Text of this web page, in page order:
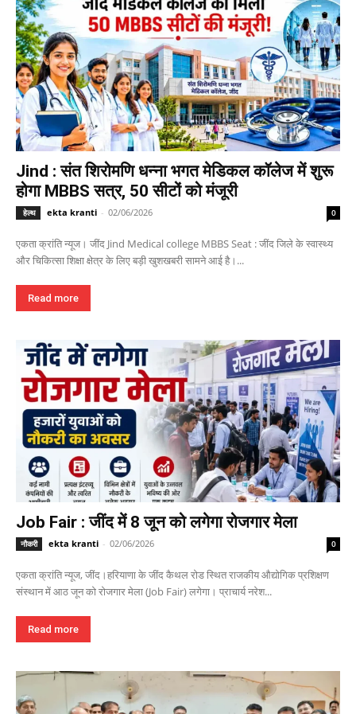
Jind : संत शिरोमणि धन्ना भगत मेडिकल कॉलेज में शुरू
होगा MBBS सत्र, 50 सीटों को मंजूरी
हेल्थ ekta kranti - 02/06/2026 0
एकता क्रांति न्यूज। जींद Jind Medical college MBBS Seat : जींद जिले के स्वास्थ्य
और चिकित्सा शिक्षा क्षेत्र के लिए बड़ी खुशखबरी सामने आई है।...
Read more
Job Fair : जींद में 8 जून को लगेगा रोजगार मेला
नौकरी ekta kranti - 02/06/2026 0
एकता क्रांति न्यूज, जींद।हरियाणा के जींद कैथल रोड स्थित राजकीय औद्योगिक प्रशिक्षण
संस्थान में आठ जून को रोजगार मेला (Job Fair) लगेगा। प्राचार्य नरेश...
Read more